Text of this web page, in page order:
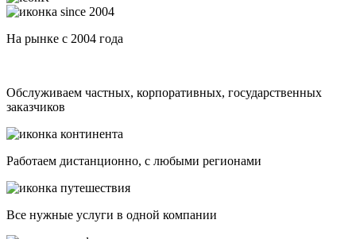
На рынке с 2004 года
Обслуживаем частных, корпоративных, государственных
заказчиков
Работаем дистанционно, с любыми регионами
Все нужные услуги в одной компании